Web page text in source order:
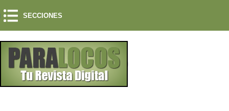
SECCIONES